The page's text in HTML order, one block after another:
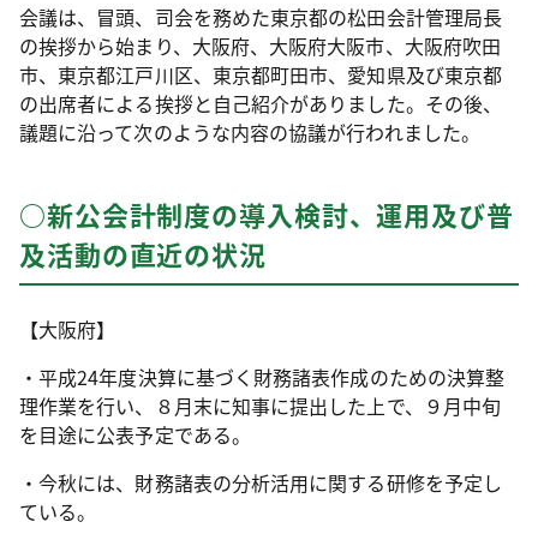
会議は、冒頭、司会を務めた東京都の松田会計管理局長
の挨拶から始まり、大阪府、大阪府大阪市、大阪府吹田
市、東京都江戸川区、東京都町田市、愛知県及び東京都
の出席者による挨拶と自己紹介がありました。その後、
議題に沿って次のような内容の協議が行われました。
○新公会計制度の導入検討、運用及び普
及活動の直近の状況
【大阪府】
・平成24年度決算に基づく財務諸表作成のための決算整
理作業を行い、８月末に知事に提出した上で、９月中旬
を目途に公表予定である。
・今秋には、財務諸表の分析活用に関する研修を予定し
ている。